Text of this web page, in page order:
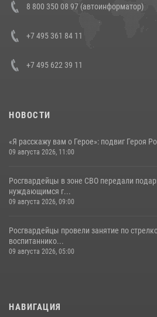
генерала армии Виктора Золотова с
представителя Президента Российской
Кавказском федеральном округе
8 800 350 08 97 (автоинформатор)
+7 495 361 84 11
+7 495 622 39 11
НОВОСТИ
«Я расскажу вам о Герое»: подвиг Героя
09 августа 2026, 11:00
Росгвардейцы в зоне СВО передали
нуждающимся г...
09 августа 2026, 09:00
Росгвардейцы провели занятие по
воспитаннико...
09 августа 2026, 05:00
НАВИГАЦИЯ